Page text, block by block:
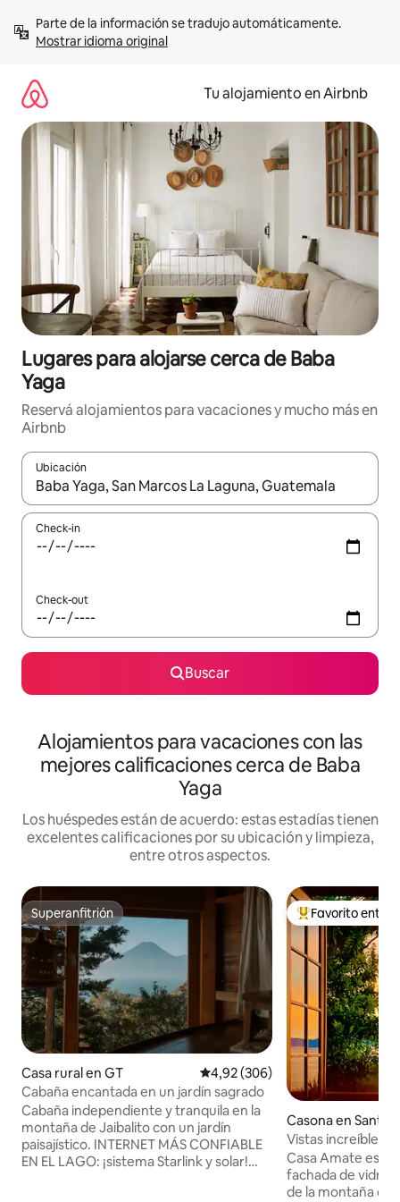
contenidoMostrar idioma original
Tu alojamiento en Airbnb
Lugares para alojarse cerca de Baba
Yaga
Reservá alojamientos para vacaciones y mucho más en
Airbnb
Ubicación
Cuando los resultados estén disponibles, navegá con las
Check-in
Check-out
Buscar
Alojamientos para vacaciones con las
mejores calificaciones cerca de Baba
Yaga
Los huéspedes están de acuerdo: estas estadías tienen
excelentes calificaciones por su ubicación y limpieza,
entre otros aspectos.
Superanfitrión
Superanfitrión
Casa rural en GT Calificación promedio: 4,92 de
4,92 (306)
Cabaña encantada en un jardín sagrado
Cabaña independiente y tranquila en la
montaña de Jaibalito con un jardín
paisajístico. INTERNET MÁS CONFIABLE
EN EL LAGO: ¡sistema Starlink y solar!
Favorito entre
Favorito entre
Casona en Santa
guna
Vistas increíbles
única
Casa Amate es
fachada de vidrio
de la montaña